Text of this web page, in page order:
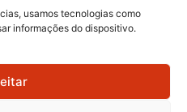
usamos tecnologias como
informações do dispositivo.